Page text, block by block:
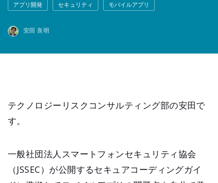
アプリ開発 セキュリティ モバイルアプリ
安田 良明
テクノロジーリスクコンサルティング部の安田で
す。
⼀般社団法人スマートフォンセキュリティ協会
（JSSEC）が公開するセキュアコーディングガイ